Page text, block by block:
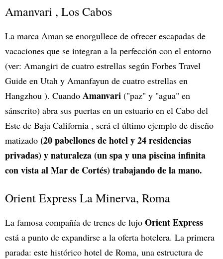
Amanvari , Los Cabos
La marca Aman se enorgullece de ofrecer escapadas de
vacaciones que se integran a la perfección con el entorno
(ver: Amangiri de cuatro estrellas según Forbes Travel
Guide en Utah y Amanfayun de cuatro estrellas en
Hangzhou ). Cuando Amanvari ("paz" y "agua" en
sánscrito) abra sus puertas en un estuario en el Cabo del
Este de Baja California , será el último ejemplo de diseño
matizado (20 pabellones de hotel y 24 residencias
privadas) y naturaleza (un spa y una piscina infinita
con vista al Mar de Cortés) trabajando de la mano.
Orient Express La Minerva, Roma
La famosa compañía de trenes de lujo Orient Express
está a punto de expandirse a la oferta hotelera. La primera
parada: este histórico hotel de Roma, una estructura de